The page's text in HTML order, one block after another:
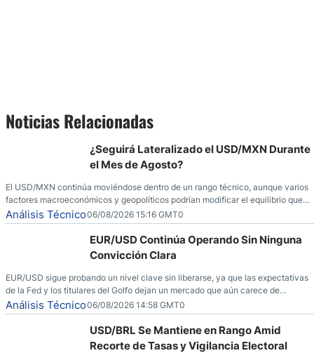
Noticias Relacionadas
¿Seguirá Lateralizado el USD/MXN Durante
el Mes de Agosto?
El USD/MXN continúa moviéndose dentro de un rango técnico, aunque varios
factores macroeconómicos y geopolíticos podrían modificar el equilibrio que
ha dominado al mercado en las últimas semanas.
Análisis Técnico06/08/2026 15:16 GMT0
EUR/USD Continúa Operando Sin Ninguna
Convicción Clara
EUR/USD sigue probando un nivel clave sin liberarse, ya que las expectativas
de la Fed y los titulares del Golfo dejan un mercado que aún carece de
convicción real.
Análisis Técnico06/08/2026 14:58 GMT0
USD/BRL Se Mantiene en Rango Amid
Recorte de Tasas y Vigilancia Electoral